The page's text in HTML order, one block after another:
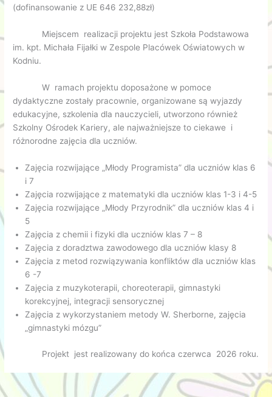
(dofinansowanie z UE 646 232,88zł)
Miejscem realizacji projektu jest Szkoła Podstawowa
im. kpt. Michała Fijałki w Zespole Placówek Oświatowych w
Kodniu.
W ramach projektu doposażone w pomoce
dydaktyczne zostały pracownie, organizowane są wyjazdy
edukacyjne, szkolenia dla nauczycieli, utworzono również
Szkolny Ośrodek Kariery, ale najważniejsze to ciekawe i
różnorodne zajęcia dla uczniów.
Zajęcia rozwijające „Młody Programista” dla uczniów klas 6
i 7
Zajęcia rozwijające z matematyki dla uczniów klas 1-3 i 4-5
Zajęcia rozwijające „Młody Przyrodnik” dla uczniów klas 4 i
5
Zajęcia z chemii i fizyki dla uczniów klas 7 – 8
Zajęcia z doradztwa zawodowego dla uczniów klasy 8
Zajęcia z metod rozwiązywania konfliktów dla uczniów klas
6 -7
Zajęcia z muzykoterapii, choreoterapii, gimnastyki
korekcyjnej, integracji sensorycznej
Zajęcia z wykorzystaniem metody W. Sherborne, zajęcia
„gimnastyki mózgu”
Projekt jest realizowany do końca czerwca 2026 roku.